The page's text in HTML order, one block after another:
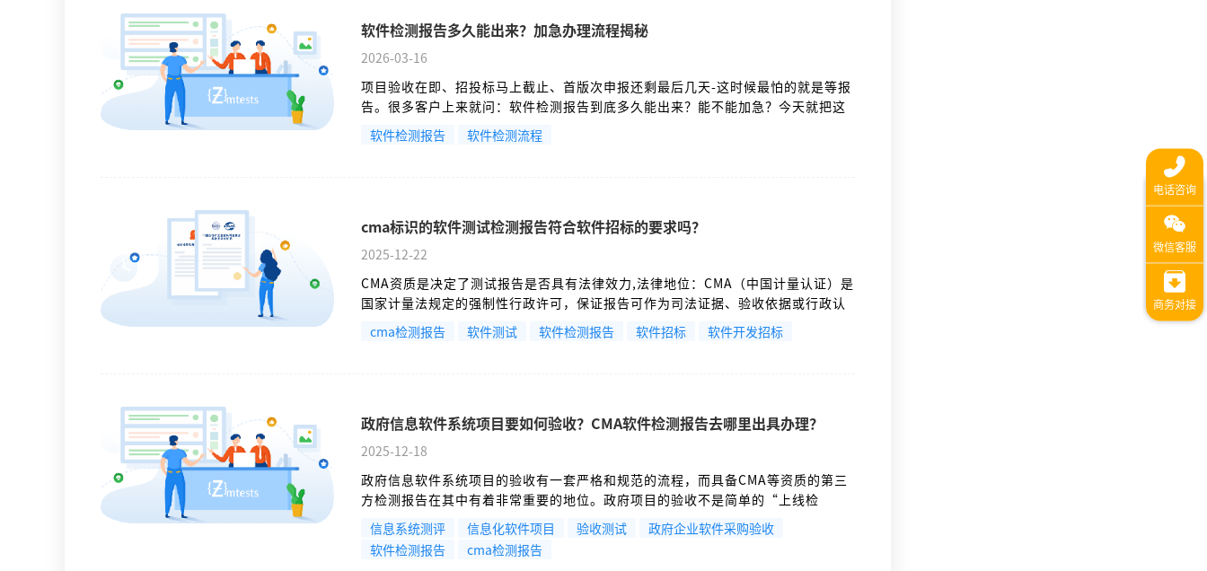
软件检测报告多久能出来？加急办理流程揭秘
2026-03-16
项目验收在即、招投标马上截止、首版次申报还剩最后几天-这时候最怕的就是等报
告。很多客户上来就问：软件检测报告到底多久能出来？能不能加急？今天就把这
个事彻底讲清楚，让你心里有数，少走弯路。
软件检测报告 软件检测流程
cma标识的软件测试检测报告符合软件招标的要求吗？
2025-12-22
CMA资质是决定了测试报告是否具有法律效力,法律地位：CMA（中国计量认证）是
国家计量法规定的强制性行政许可，保证报告可作为司法证据、验收依据或行政认
可材料，是招标方规避法律风险、保证采购合规的基础。
cma检测报告 软件测试 软件检测报告 软件招标 软件开发招标
政府信息软件系统项目要如何验收？CMA软件检测报告去哪里出具办理？
2025-12-18
政府信息软件系统项目的验收有一套严格和规范的流程，而具备CMA等资质的第三
方检测报告在其中有着非常重要的地位。政府项目的验收不是简单的“上线检
查”，是一个贯穿项目生命周期的规范管理过程。主要目的是保证财政资金的有效
使用、项目目标的实现以及系统长期稳定运行。
信息系统测评 信息化软件项目 验收测试
政府企业软件采购验收
软件检测报告
cma检测报告